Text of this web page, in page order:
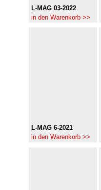
L-MAG 03-2022
in den Warenkorb >>
L-MAG 6-2021
in den Warenkorb >>